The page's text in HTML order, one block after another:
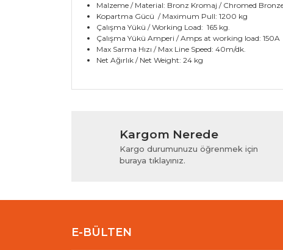
Malzeme / Material: Bronz Kromaj / Chromed
Kopartma Gücü / Maximum Pull: 1200 kg
Çalışma Yükü / Working Load: 165 kg.
Çalışma Yükü Amperi / Amps at working load: 150A
Max Sarma Hızı / Max Line Speed: 40m/dk.
Net Ağırlık / Net Weight: 24 kg
Bu ürünün fiyat bilgisi, resim, ürün
Ürün resmi kalitesiz, bozuk veya
Ürün açıklamasında eksik bilgiler bulunuyor.
Ürün bilgilerinde hatalar bulunuyor.
Bu ürüne benzer farklı alternatifler olmalı.
Kargom Nerede
Kargo durumunuzu öğrenmek için
buraya tıklayınız.
E-BÜLTEN